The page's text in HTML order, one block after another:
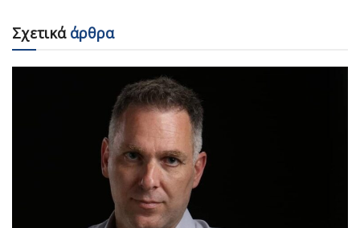
Σχετικάάρθρα